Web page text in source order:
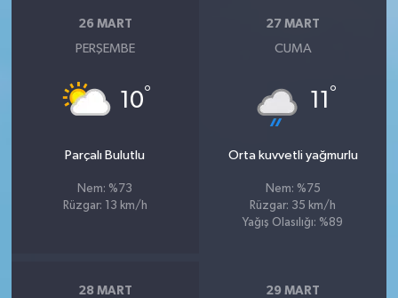
26 MART
PERŞEMBE
10°
Parçalı Bulutlu
Nem: %73
Rüzgar: 13 km/h
27 MART
CUMA
11 °
Orta kuvvetli yağmurlu
Nem: %75
Rüzgar: 35 km/h
Yağış Olasılığı: %89
28 MART 29 MART